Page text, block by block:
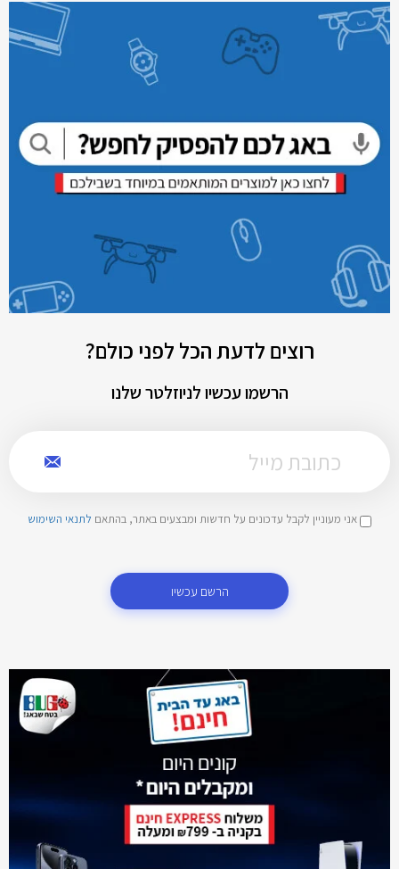
רוצים לדעת הכל לפני כולם?
הרשמו עכשיו לניוזלטר שלנו
אני מעוניין לקבל עדכונים על חדשות ומבצעים באתר, בהתאם לתנאי השימוש
הרשם עכשיו